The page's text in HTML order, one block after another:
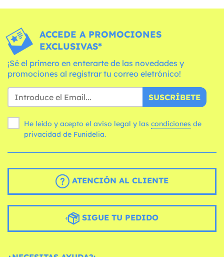
ACCEDE A PROMOCIONES
EXCLUSIVAS*
¡Sé el primero en enterarte de las novedades y
promociones al registrar tu correo eletrónico!
SUSCRÍBETE
He leído y acepto el aviso legal y las condiciones
privacidad de Funidelia.
ATENCIÓN AL CLIENTE
SIGUE TU PEDIDO